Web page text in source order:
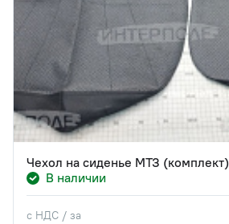
Чехол на сиденье МТЗ (комплект)
В наличии
с НДС / за